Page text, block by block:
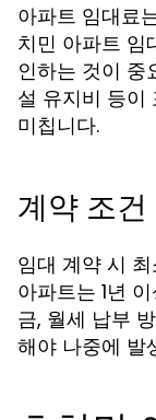
아파트 임대료
치민 아파트 임
인하는 것이 중
설 유지비 등이
미칩니다.
계약 조건
임대 계약 시
아파트는 1년
금, 월세 납부
해야 나중에 발